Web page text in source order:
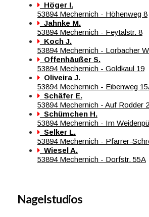
Höger I.
53894 Mechernich - Höhenweg 8
Jahnke M.
53894 Mechernich - Feytalstr. 8
Koch J.
53894 Mechernich - Lorbacher
Offenhäußer S.
53894 Mechernich - Goldkaul 19
Oliveira J.
53894 Mechernich - Eibenweg
Schäfer E.
53894 Mechernich - Auf Rodder
Schümchen H.
53894 Mechernich - Im
Selker L.
53894 Mechernich - Pfarrer-
Wiesel A.
53894 Mechernich - Dorfstr. 55A
Nagelstudios